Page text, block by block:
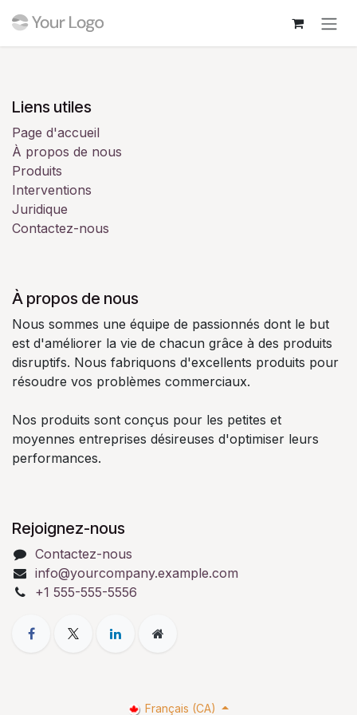
Liens utiles
Page d'accueil
À propos de nous
Produits
Interventions
Juridique
Contactez-nous
À propos de nous
Nous sommes une équipe de passionnés dont le but
est d'améliorer la vie de chacun grâce à des produits
disruptifs. Nous fabriquons d'excellents produits pour
résoudre vos problèmes commerciaux.
Nos produits sont conçus pour les petites et
moyennes entreprises désireuses d'optimiser leurs
performances.
Rejoignez-nous
Contactez-nous
info@yourcompany.example.com
+1 555-555-5556
Français (CA)